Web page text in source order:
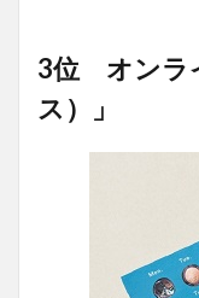
3位 オンラ
ス）」